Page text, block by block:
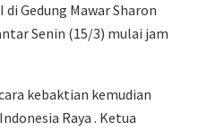
di Gedung Mawar Sharon
Senin (15/3) mulai jam
kebaktian kemudian
Raya . Ketua